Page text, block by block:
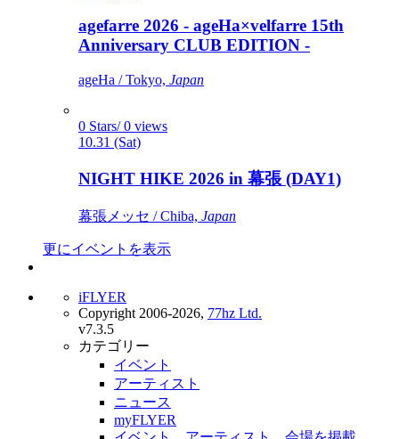
agefarre 2026 - ageHa×velfarre 15th
Anniversary CLUB EDITION -
ageHa / Tokyo, Japan
0 Stars/ 0 views
10.31 (Sat)
NIGHT HIKE 2026 in 幕張 (DAY1)
幕張メッセ / Chiba, Japan
更にイベントを表示
iFLYER
Copyright 2006-2026, 77hz Ltd.
v7.3.5
カテゴリー
イベント
アーティスト
ニュース
myFLYER